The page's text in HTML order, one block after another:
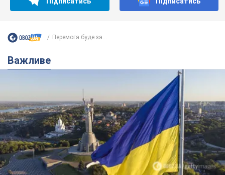
Перемога буде за...
Важливе